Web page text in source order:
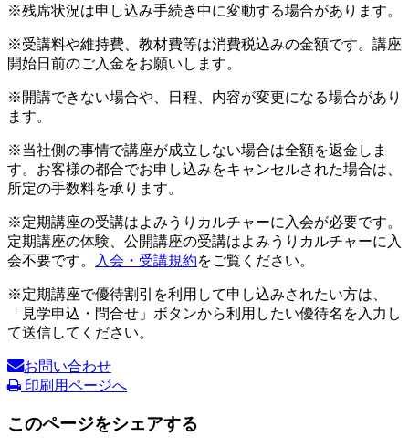
※残席状況は申し込み手続き中に変動する場合があります。
※受講料や維持費、教材費等は消費税込みの金額です。講座
開始日前のご入金をお願いします。
※開講できない場合や、日程、内容が変更になる場合があり
ます。
※当社側の事情で講座が成立しない場合は全額を返金しま
す。お客様の都合でお申し込みをキャンセルされた場合は、
所定の手数料を承ります。
※定期講座の受講はよみうりカルチャーに入会が必要です。
定期講座の体験、公開講座の受講はよみうりカルチャーに入
会不要です。
入会・受講規約をご覧ください。
※定期講座で優待割引を利用して申し込みされたい方は、
「見学申込・問合せ」ボタンから利用したい優待名を入力し
て送信してください。
お問い合わせ
印刷用ページへ
このページをシェアする